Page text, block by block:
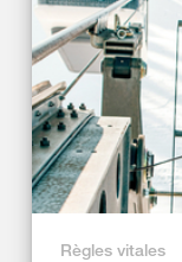
Règles vitales